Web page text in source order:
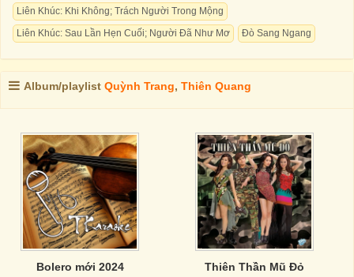
Liên Khúc: Khi Không; Trách Người Trong Mộng
Liên Khúc: Sau Lần Hẹn Cuối; Người Đã Như Mơ
Đò Sang Ngang
Album/playlist Quỳnh Trang, Thiên Quang
Bolero mới 2024 Thiên Thần Mũ Đỏ